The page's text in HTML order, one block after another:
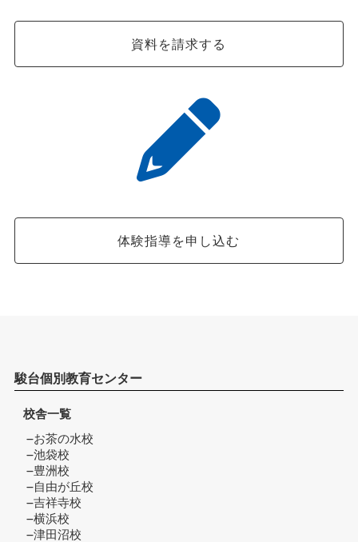
資料を請求する
体験指導を申し込む
駿台個別教育センター
校舎一覧
お茶の水校
池袋校
豊洲校
自由が丘校
吉祥寺校
横浜校
津田沼校